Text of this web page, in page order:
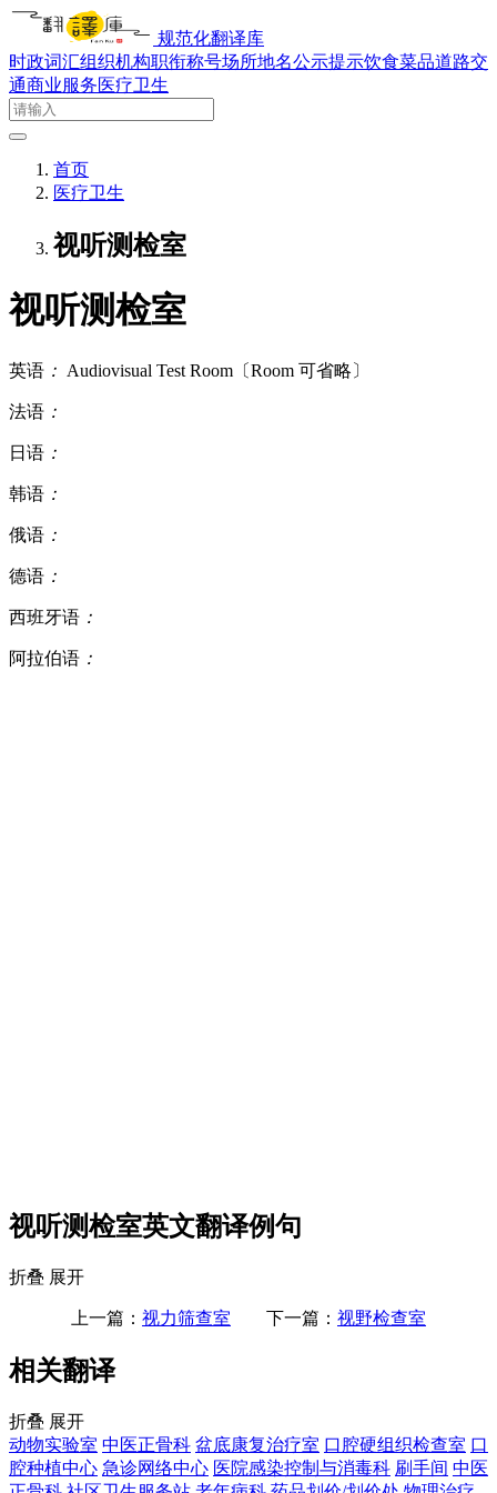
规范化翻译库
时政词汇组织机构职衔称号场所地名公示提示饮食菜品道路交
通商业服务医疗卫生
首页
医疗卫生
视听测检室
视听测检室
英语 ： Audiovisual Test Room〔Room 可省略〕
法语 ：
日语 ：
韩语 ：
俄语 ：
德语 ：
西班牙语 ：
阿拉伯语 ：
视听测检室英文翻译例句
折叠 展开
上一篇： 视力筛查室 下一篇： 视野检查室
相关翻译
折叠 展开
动物实验室 中医正骨科 盆底康复治疗室 口腔硬组织检查室 口
腔种植中心 急诊网络中心 医院感染控制与消毒科 刷手间 中医